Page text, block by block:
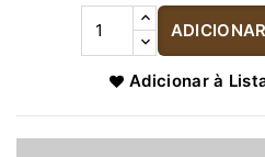
Adicionar à